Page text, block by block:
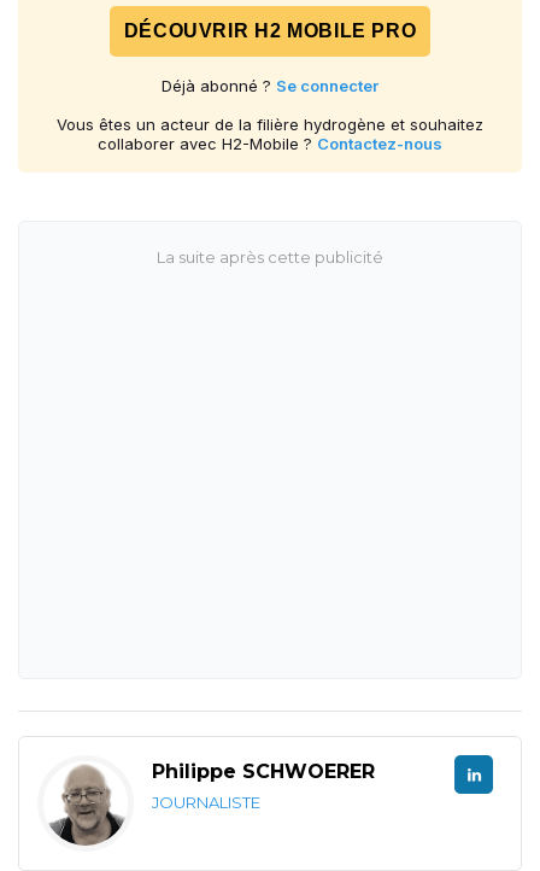
DÉCOUVRIR H2 MOBILE PRO
Déjà abonné ? Se connecter
Vous êtes un acteur de la filière hydrogène et souhaitez
collaborer avec H2-Mobile ? Contactez-nous
Philippe SCHWOERER
JOURNALISTE